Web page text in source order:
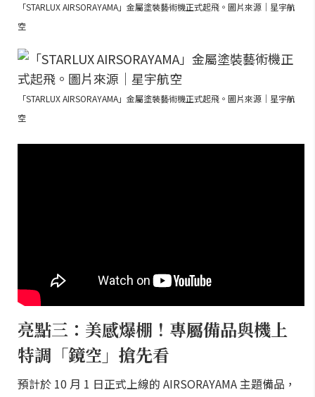
「STARLUX AIRSORAYAMA」金屬塗裝藝術機正式起飛。圖片來源｜星宇航
空
「STARLUX AIRSORAYAMA」金屬塗裝藝術機正式起飛。圖片來源｜星宇航
空
亮點三：美感爆棚！專屬備品與機上
特調「鏡空」搶先看
預計於 10 月 1 日正式上線的 AIRSORAYAMA 主題備品，